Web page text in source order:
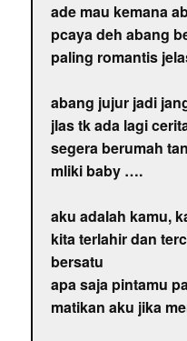
ade mau kemana
pcaya deh abang
paling romantis
abang jujur jadi
jlas tk ada lagi
segera berumah
mliki baby ….
aku adalah kamu,
kita terlahir dan
bersatu
apa saja pintamu
matikan aku jika